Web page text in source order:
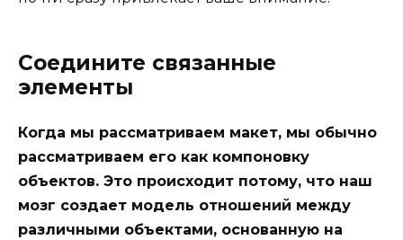
Соедините связанные
элементы
Когда мы рассматриваем макет, мы обычно
рассматриваем его как компоновку
объектов. Это происходит потому, что наш
мозг создает модель отношений между
различными объектами, основанную на